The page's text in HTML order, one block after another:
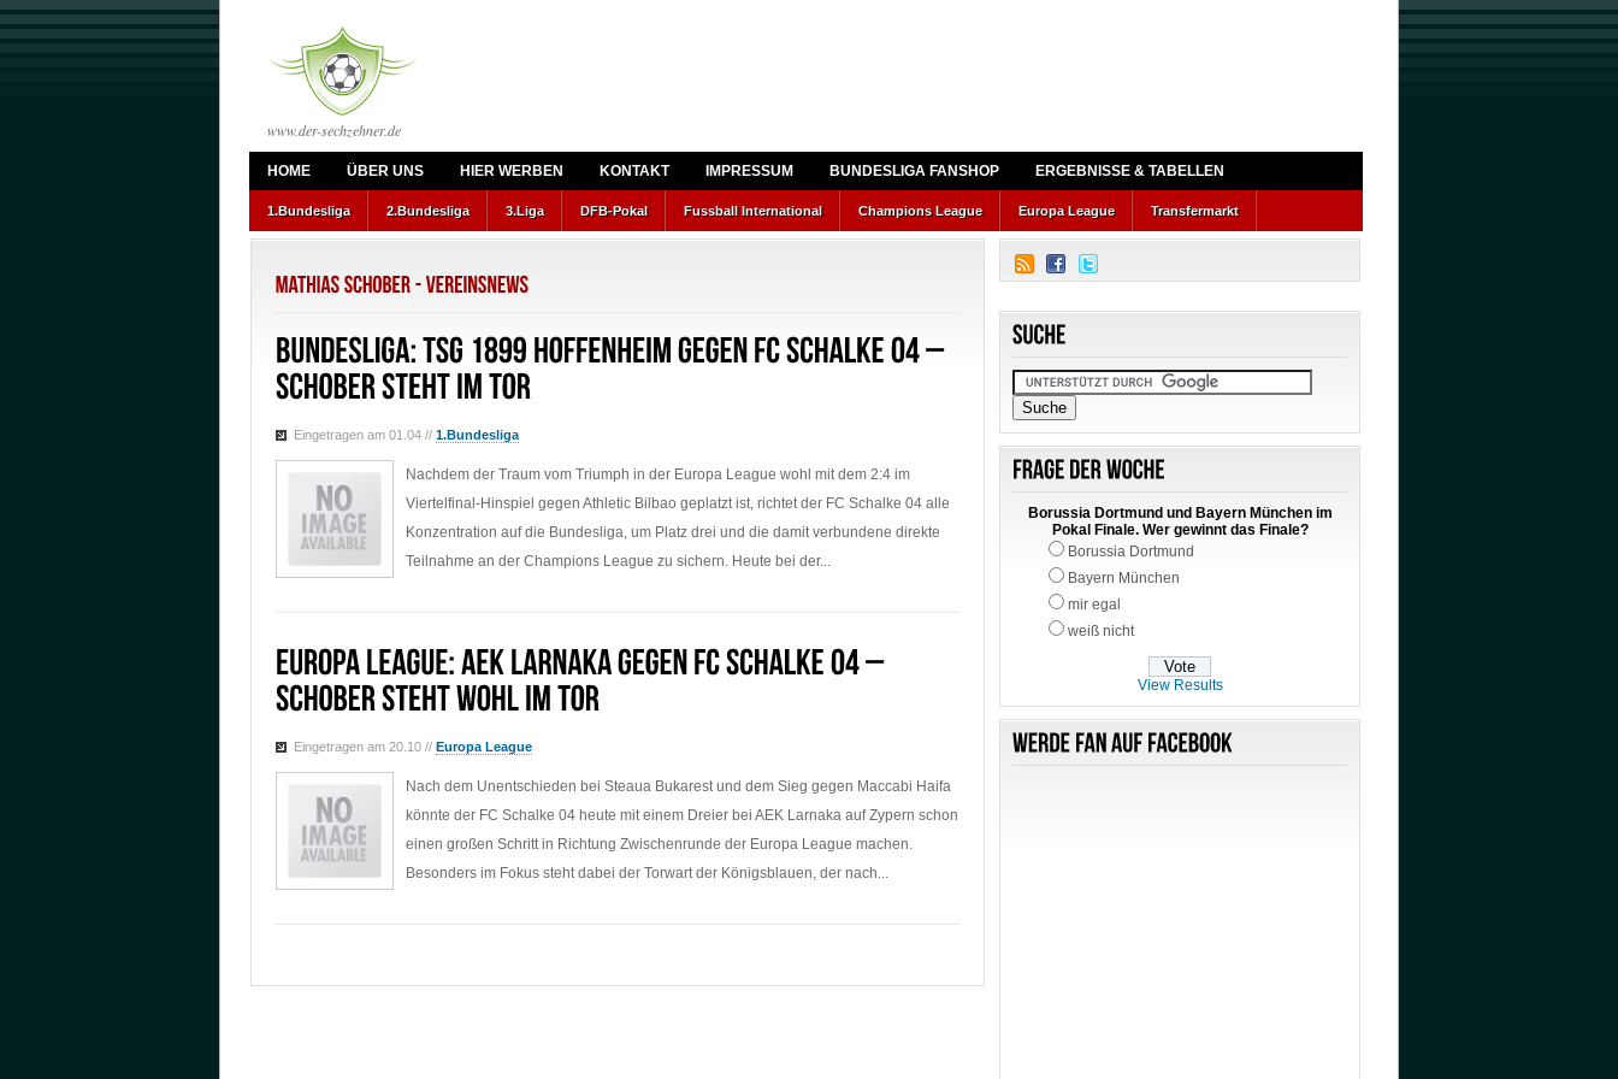
www.der-sechzehner.de
HOME ÜBER UNS HIER WERBEN KONTAKT IMPRESSUM BUNDESLIGA FANSHOP ERGEBNISSE & TABELLEN
1.Bundesliga 2.Bundesliga 3.Liga DFB-Pokal Fussball International Champions League Europa League Transfermarkt
Eingetragen am 01.04 // 1.Bundesliga
Nachdem der Traum vom Triumph in der Europa League wohl mit dem 2:4 im
Viertelfinal-Hinspiel gegen Athletic Bilbao geplatzt ist, richtet der FC Schalke 04 alle
Konzentration auf die Bundesliga, um Platz drei und die damit verbundene direkte
Teilnahme an der Champions League zu sichern. Heute bei der...
Eingetragen am 20.10 // Europa League
Nach dem Unentschieden bei Steaua Bukarest und dem Sieg gegen Maccabi Haifa
könnte der FC Schalke 04 heute mit einem Dreier bei AEK Larnaka auf Zypern schon
einen großen Schritt in Richtung Zwischenrunde der Europa League machen.
Besonders im Fokus steht dabei der Torwart der Königsblauen, der nach...
Borussia Dortmund und Bayern München im
Pokal Finale. Wer gewinnt das Finale?
Borussia Dortmund
Bayern München
mir egal
weiß nicht
View Results